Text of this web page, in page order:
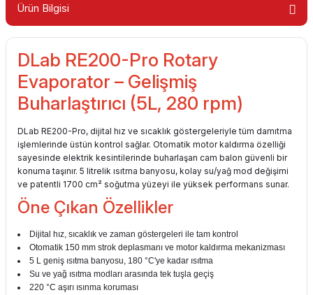
Ürün Bilgisi
DLab RE200-Pro Rotary
Evaporator – Gelişmiş
Buharlaştırıcı (5L, 280 rpm)
DLab RE200-Pro, dijital hız ve sıcaklık göstergeleriyle tüm damıtma
işlemlerinde üstün kontrol sağlar. Otomatik motor kaldırma özelliği
sayesinde elektrik kesintilerinde buharlaşan cam balon güvenli bir
konuma taşınır. 5 litrelik ısıtma banyosu, kolay su/yağ mod değişimi
ve patentli 1700 cm² soğutma yüzeyi ile yüksek performans sunar.
Öne Çıkan Özellikler
Dijital hız, sıcaklık ve zaman göstergeleri ile tam kontrol
Otomatik 150 mm strok deplasmanı ve motor kaldırma mekanizması
5 L geniş ısıtma banyosu, 180 °C'ye kadar ısıtma
Su ve yağ ısıtma modları arasında tek tuşla geçiş
220 °C aşırı ısınma koruması